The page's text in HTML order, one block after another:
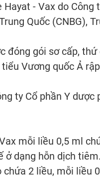
Hayat - Vax do
Quốc (CNBG),
đóng gói sơ cấp,
Vương quốc Ả
ty Cổ phần Y
mỗi liều 0,5 ml
ở dạng hỗn dịch
2 liều, mỗi liều